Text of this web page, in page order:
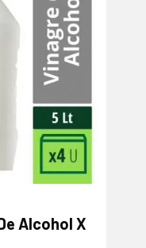
lista de
deseos
Alcohol X